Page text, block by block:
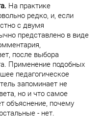
На практике
редко, и, если
с двумя
представлено в виде
после выбора
Применение подобных
педагогическое
запоминает не
но и что самое
объяснение, почему
- нет.